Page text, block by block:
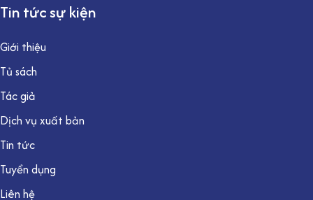
Tin tức sự kiện
Giới thiệu
Tủ sách
Tác giả
Dịch vụ xuất bản
Tin tức
Tuyển dụng
Liên hệ